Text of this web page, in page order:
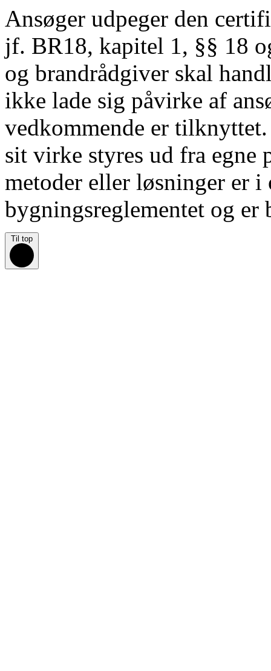
Ansøger udpeger den
jf. BR18, kapitel 1, §§ 18
og brandrådgiver skal
ikke lade sig påvirke af
vedkommende er
sit virke styres ud fra egne
metoder eller løsninger er i
bygningsreglementet og er
Til top